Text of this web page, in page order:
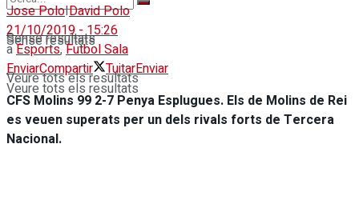
Sense resultats
Veure tots els resultats
Sense resultats
Veure tots els resultats
Jose PoloIDavid Polo
21/10/2019 - 15:26
aEsports,Futbol Sala
EnviarCompartir TuitarEnviar
CFS Molins 99 2-7 Penya Esplugues. Els de Molins de Rei
es veuen superats per un dels rivals forts de Tercera
Nacional.